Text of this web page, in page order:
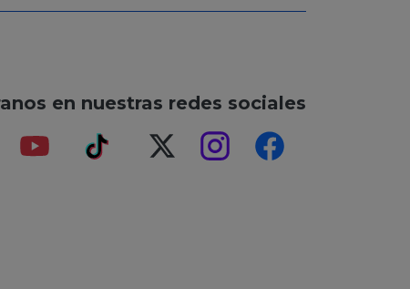
en nuestras redes sociales